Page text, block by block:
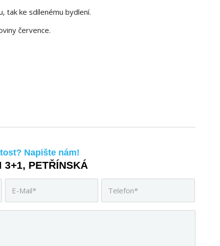
tak ke sdílenému bydlení.
července.
Napište nám!
3+1, PETŘÍNSKÁ